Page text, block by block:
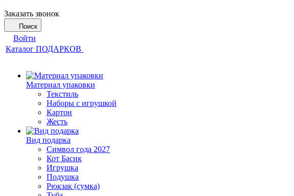
Заказать звонок
Поиск
Войти
Каталог ПОДАРКОВ
Материал упаковки
Текстиль
Наборы с игрушкой
Картон
Жесть
Вид подарка
Символ года 2027
Кот Басик
Игрушка
Подушка
Рюкзак (сумка)